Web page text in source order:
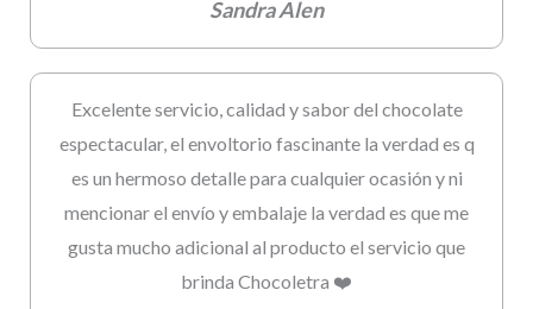
Sandra Alen
Excelente servicio, calidad y sabor del chocolate
espectacular, el envoltorio fascinante la verdad es q
es un hermoso detalle para cualquier ocasión y ni
mencionar el envío y embalaje la verdad es que me
gusta mucho adicional al producto el servicio que
brinda Chocoletra ❤️